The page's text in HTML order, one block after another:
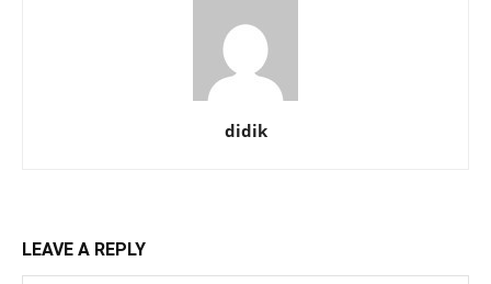
didik
LEAVE A REPLY